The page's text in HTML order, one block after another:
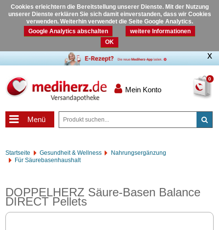
Cookies erleichtern die Bereitstellung unserer Dienste. Mit der Nutzung
unserer Dienste erklären Sie sich damit einverstanden, dass wir Cookies
verwenden. Weiterhin verwendet die Seite Google Analytics.
Google Analytics abschalten
weitere Informationen
OK
0
Mein Konto
Menü
Startseite Gesundheit & Wellness
Nahrungsergänzung
Für Säurebasenhaushalt
DOPPELHERZ Säure-Basen Balance
DIRECT Pellets